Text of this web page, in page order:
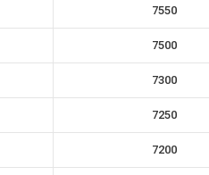
7550
7500
7300
7250
7200